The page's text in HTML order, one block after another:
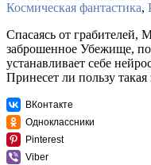
Космическая фантастика,
Спасаясь от грабителей,
заброшенное Убежище,
устанавливает себе
Принесет ли пользу такая
ВКонтакте
Одноклассники
Pinterest
Viber